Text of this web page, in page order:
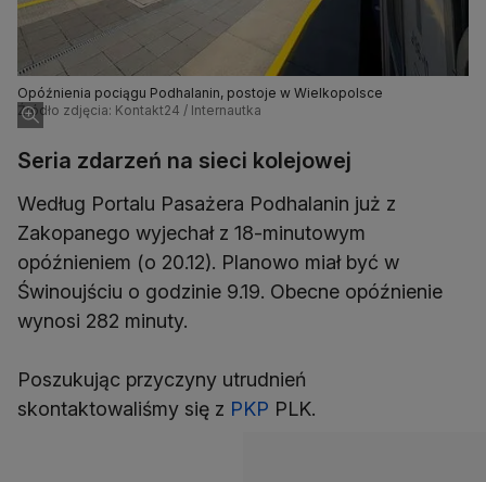
Opóźnienia pociągu Podhalanin, postoje w Wielkopolsce
Źródło zdjęcia: Kontakt24 / Internautka
Seria zdarzeń na sieci kolejowej
Według Portalu Pasażera Podhalanin już z
Zakopanego wyjechał z 18-minutowym
opóźnieniem (o 20.12). Planowo miał być w
Świnoujściu o godzinie 9.19. Obecne opóźnienie
wynosi 282 minuty.
Poszukując przyczyny utrudnień
skontaktowaliśmy się z PKP PLK.